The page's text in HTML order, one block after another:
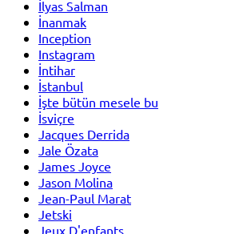
İlyas Salman
İnanmak
Inception
Instagram
İntihar
İstanbul
İşte bütün mesele bu
İsviçre
Jacques Derrida
Jale Özata
James Joyce
Jason Molina
Jean-Paul Marat
Jetski
Jeux D'enfants